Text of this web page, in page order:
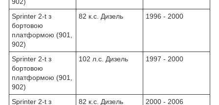
Sprinter 2-t з
бортовою
платформою (901,
902)
82 к.с. Дизель 1996 - 2000
Sprinter 2-t з
бортовою
платформою (901,
902)
102 л.с. Дизель 1997 - 2000
Sprinter 2-t з
82 к.с. Дизель 2000 - 2006